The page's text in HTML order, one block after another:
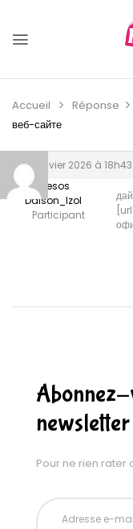
Accueil Réponse
веб-сайте
28 janvier 2026 à 18h43
Pilesos
Daison_lzol
Participant
Abonnez-
newsletter
Pour ne rien rater